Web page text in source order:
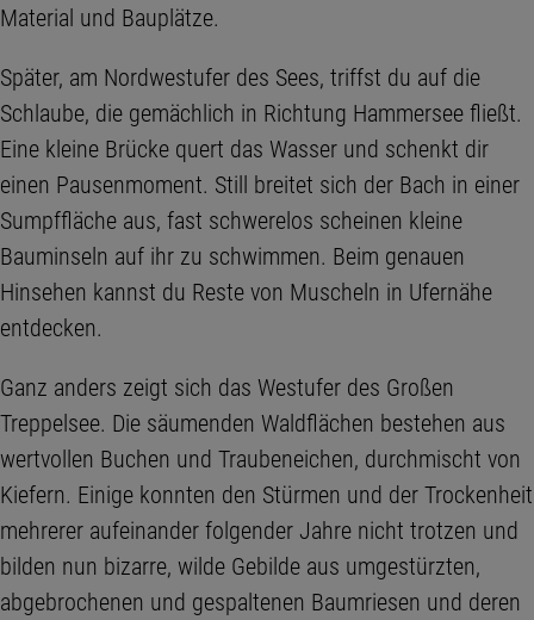
Material und Bauplätze.
Später, am Nordwestufer des Sees, triffst du auf die
Schlaube, die gemächlich in Richtung Hammersee fließt.
Eine kleine Brücke quert das Wasser und schenkt dir
einen Pausenmoment. Still breitet sich der Bach in einer
Sumpffläche aus, fast schwerelos scheinen kleine
Bauminseln auf ihr zu schwimmen. Beim genauen
Hinsehen kannst du Reste von Muscheln in Ufernähe
entdecken.
Ganz anders zeigt sich das Westufer des Großen
Treppelsee. Die säumenden Waldflächen bestehen aus
wertvollen Buchen und Traubeneichen, durchmischt von
Kiefern. Einige konnten den Stürmen und der Trockenheit
mehrerer aufeinander folgender Jahre nicht trotzen und
bilden nun bizarre, wilde Gebilde aus umgestürzten,
abgebrochenen und gespaltenen Baumriesen und deren